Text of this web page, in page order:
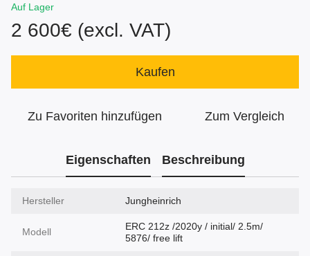
Auf Lager
2 600€ (excl. VAT)
Kaufen
Zu Favoriten hinzufügen Zum Vergleich
Eigenschaften Beschreibung
Hersteller Jungheinrich
Modell
ERC 212z /2020y / initial/ 2.5m/
5876/ free lift